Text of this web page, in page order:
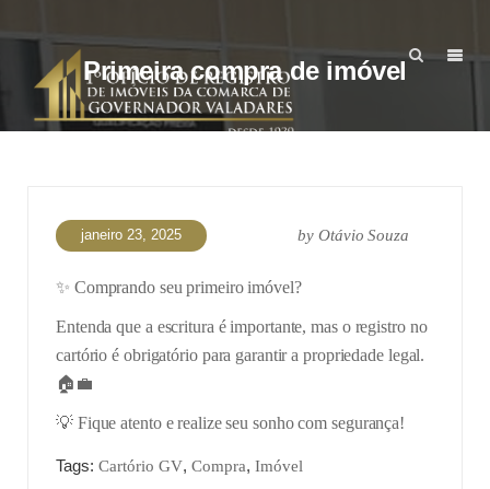
Primeira compra de imóvel
janeiro 23, 2025 byOtávio Souza
✨ Comprando seu primeiro imóvel?
Entenda que a escritura é importante, mas o registro no
cartório é obrigatório para garantir a propriedade legal.
🏠💼
💡 Fique atento e realize seu sonho com segurança!
Tags: Cartório GV, Compra, Imóvel